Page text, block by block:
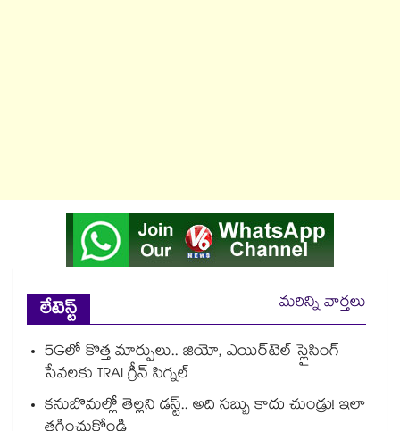
లేటెస్ట్
మరిన్ని వార్తలు
5Gలో కొత్త మార్పులు.. జియో, ఎయిర్‌టెల్ స్లైసింగ్
సేవలకు TRAI గ్రీన్ సిగ్నల్
కనుబొమల్లో తెల్లని డస్ట్.. అది సబ్బు కాదు చుండ్రు! ఇలా